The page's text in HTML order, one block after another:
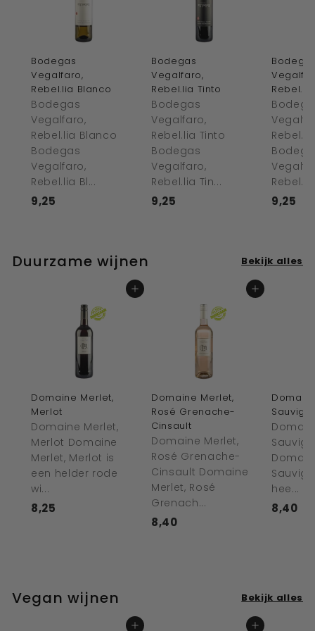
Bodegas
Vegalfaro,
Rebel.lia Blanco
Bodegas
Vegalfaro,
Rebel.lia Blanco
Bodegas
Vegalfaro,
Rebel.lia Bl...
9,25
5
Bodegas
Vegalfaro,
Rebel.lia Tinto
Bodegas
Vegalfaro,
Rebel.lia Tinto
Bodegas
Vegalfaro,
Rebel.lia Tin...
9,25 9,25
5
Duurzame wijnen Bekijk alles
In winkelwagen
Domaine Merlet,
Merlot
Domaine Merlet,
Merlot Domaine
Merlet, Merlot is
een helder rode
wi...
8,25
In winkelwagen
Domaine Merlet,
Rosé Grenache-
Cinsault
Domaine Merlet,
Rosé Grenache-
Cinsault Domaine
Merlet, Rosé
Grenach...
8,40
hee...
8,40
Vegan wijnen Bekijk alles